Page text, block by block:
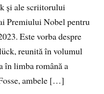
și ale scriitorului
Premiului Nobel pentru
Este vorba despre
reunită în volumul
în limba română a
ambele […]